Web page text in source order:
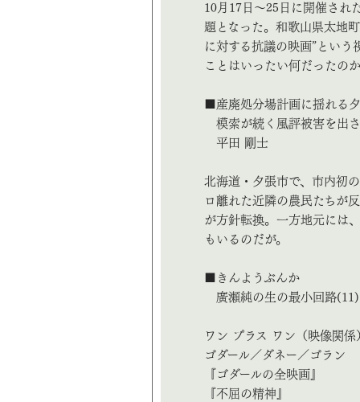
10月17日～25日に開催され
題となった。和歌山県太地
に対する抗議の映画”とい
ことはいったい何だったの
■産廃処分場計画に揺れる
模索が続く風評被害を出
平田 剛士
北海道・夕張市で、市内初
ロ離れた近隣の農民たちが
が方針転換。一方地元には
もいるのだが。
■きんようぶんか
廣瀬純の生の最小回路(11)
ワン プラス ワン（映像関係
ゴダール／ダネー／ゴラン
『ゴダールの全映画』
『不屈の精神』